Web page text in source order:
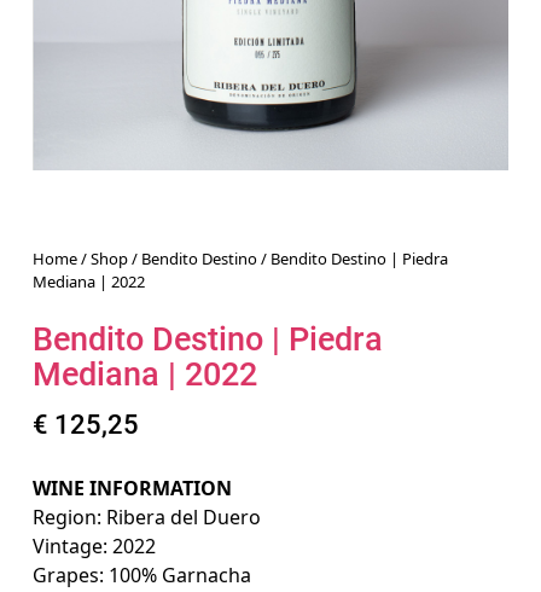
Home/Shop/ Bendito Destino/ Bendito Destino | Piedra
Mediana | 2022
Bendito Destino | Piedra
Mediana | 2022
€ 125,25
WINE INFORMATION
Region: Ribera del Duero
Vintage: 2022
Grapes: 100% Garnacha